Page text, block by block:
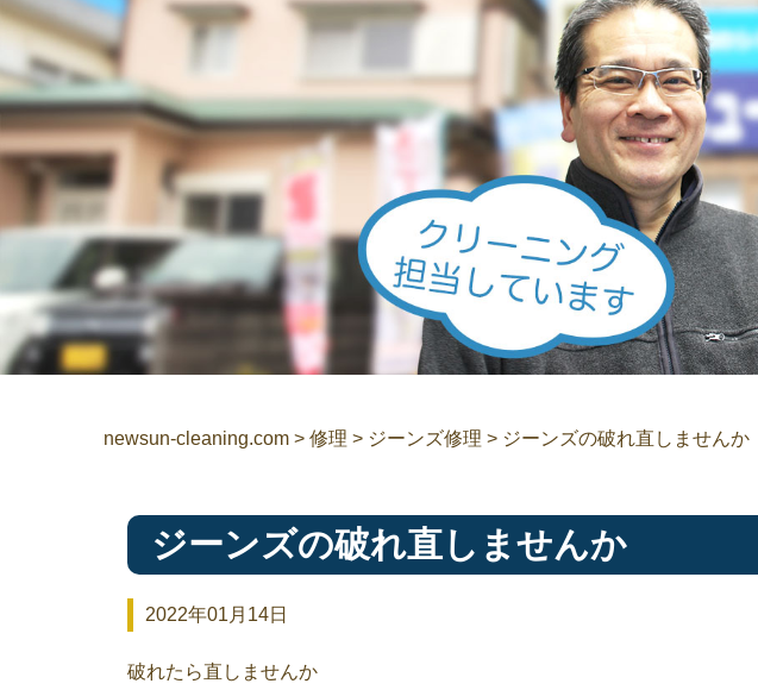
newsun-cleaning.com > 修理 > ジーンズ修理 > ジーンズの破れ直しませんか
ジーンズの破れ直しませんか
2022年01月14日
破れたら直しませんか